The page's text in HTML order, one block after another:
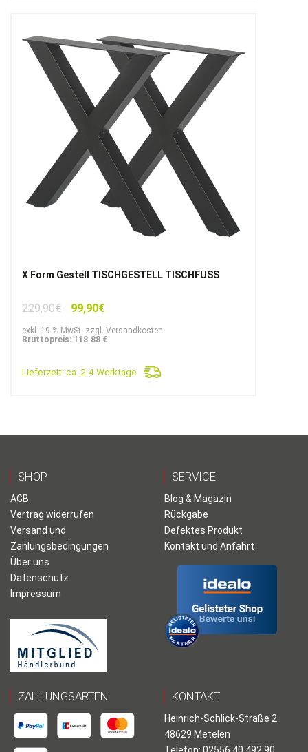
X Form Gestell TISCHGESTELL TISCHFUSS
229,90€
Ursprünglicher
war:
99,90€Aktueller
ist:
exkl. 19 % MwSt. zzgl. Versandkosten
Bruttopreis: 118.88 €
Lieferzeit: ca. 2-4 Werktage
SHOP
AGB
Vertrag widerrufen
Versand und
Zahlungsbedingungen
Über uns
Datenschutz
Impressum
SERVICE
Blog & Magazin
Rückgabe
Defektes Produkt
Kontakt und Anfahrt
ZAHLUNGSARTEN KONTAKT
Heinrich-Schlick-Straße 2
48629 Metelen
Telefon: 02556 40 492 90